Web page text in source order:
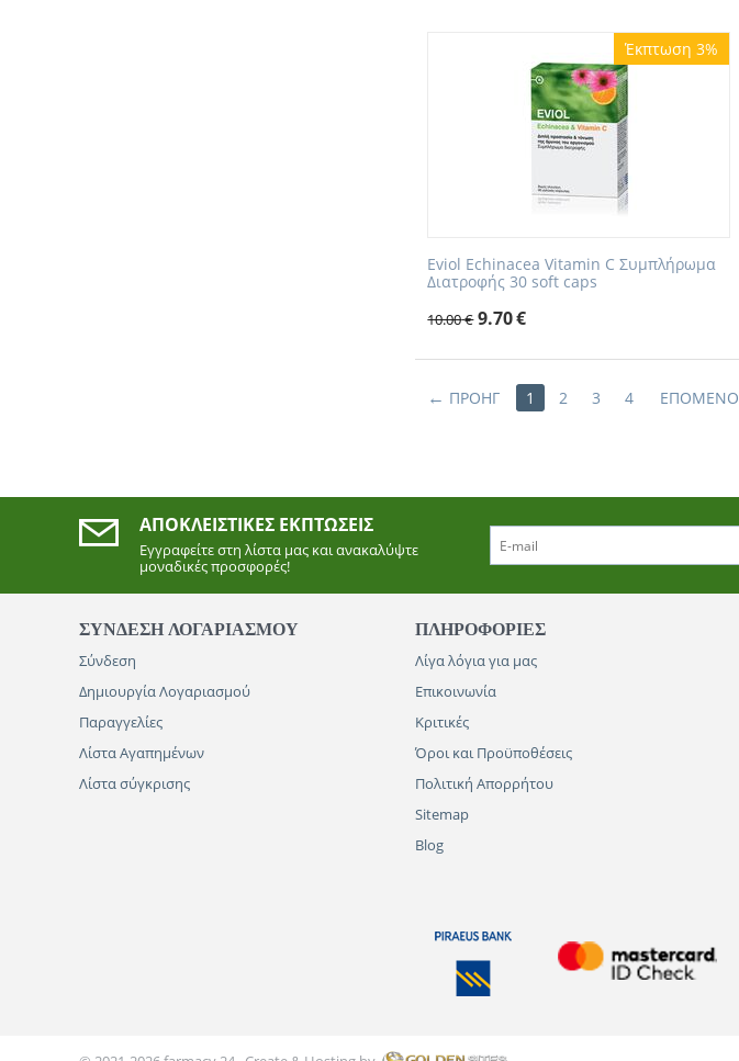
Έκπτωση 3%
Eviol Echinacea Vitamin C Συμπλήρωμα
Διατροφής 30 soft caps
10.00€ 9.70€
ΠΡΟΗΓ 1 2 3 4 ΕΠΌΜΕΝΟ
ΑΠΟΚΛΕΙΣΤΙΚΈΣ ΕΚΠΤΏΣΕΙΣ
Εγγραφείτε στη λίστα μας και ανακαλύψτε
μοναδικές προσφορές!
ΣΥΝΔΕΣΗ ΛΟΓΑΡΙΑΣΜΟΥ​
Σύνδεση
Δημιουργία Λογαριασμού
Παραγγελίες
Λίστα Αγαπημένων
Λίστα σύγκρισης
ΠΛΗΡΟΦΟΡΊΕΣ
Λίγα λόγια για μας
Επικοινωνία
Κριτικές
Όροι και Προϋποθέσεις
Πολιτική Απορρήτου
Sitemap
Blog